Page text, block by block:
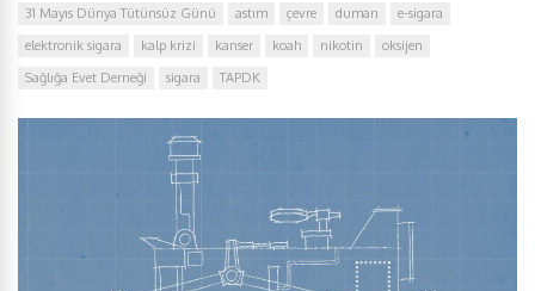
31 Mayıs Dünya Tütünsüz Günü astım çevre duman
e-sigara
elektronik sigara
kalp krizi kanser koah nikotin
oksijen
Sağlığa Evet Derneği
sigara TAPDK